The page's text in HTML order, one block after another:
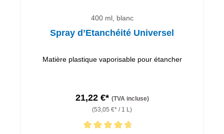
400 ml, blanc
Spray d’Etanchéité Universel
Matière plastique vaporisable pour étancher
21,22 €* (TVA incluse)
(53,05 €* / 1 L)